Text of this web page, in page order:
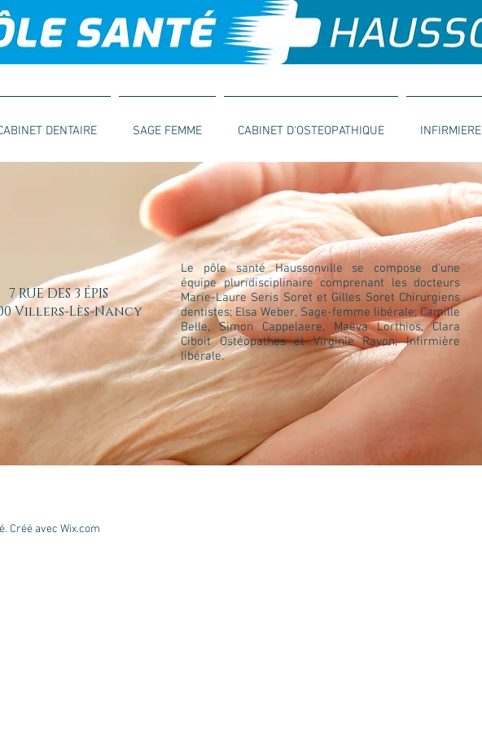
DENTAIRE SAGE FEMME CABINET D'OSTEOPATHIQUE INFIRMIERE
7 RUE DES 3 ÉPIS
Villers-Lès-Nancy
Le pôle santé Haussonville se compose d'une
équipe pluridisciplinaire comprenant les docteurs
Marie-Laure Seris Soret et Gilles Soret Chirurgiens
dentistes; Elsa Weber, Sage-femme libérale; Camille
Belle, Simon Cappelaere, Maëva Lorthios, Clara
Ciboit Ostéopathes et Virginie Ravon, Infirmière
libérale.
Créé avec Wix.com